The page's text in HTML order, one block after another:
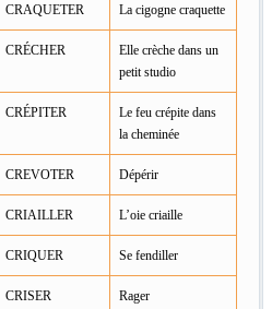
CRAQUETER La cigogne craquette
CRÉCHER
Elle crèche dans un
petit studio
CRÉPITER
Le feu crépite dans
la cheminée
CREVOTER Dépérir
CRIAILLER L’oie criaille
CRIQUER Se fendiller
CRISER Rager